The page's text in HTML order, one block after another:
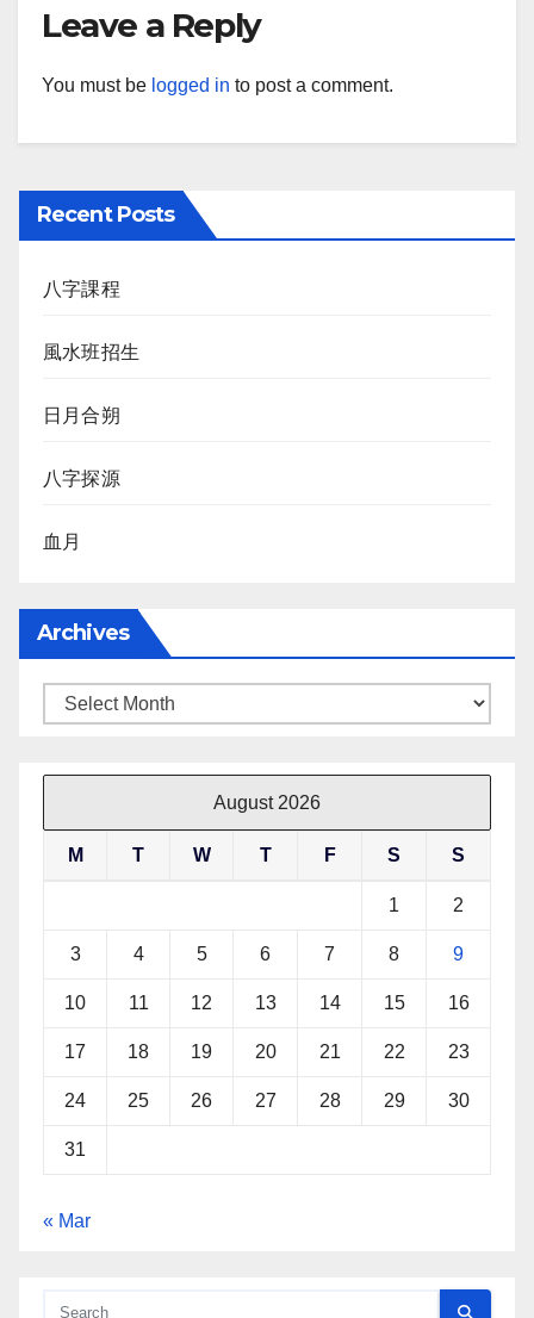
Leave a Reply
You must be logged in to post a comment.
Recent Posts
八字課程
風水班招生
日月合朔
八字探源
血月
Archives
Archives
August 2026
M T W T F S S
1 2
3 4 5 6 7 8 9
10 11 12 13 14 15 16
17 18 19 20 21 22 23
24 25 26 27 28 29 30
31
« Mar